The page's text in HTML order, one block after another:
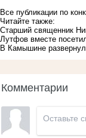
Все публикации по
Читайте также:
Старший священник
Лутфов вместе
В Камышине
Комментарии